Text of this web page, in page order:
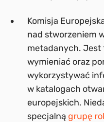
Komisja
nad stworzeniem
metadanych. Jest
wymieniać oraz
wykorzystywać
w katalogach
europejskich.
specjalną grupę